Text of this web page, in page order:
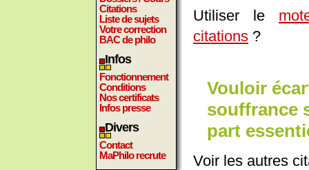
Citations
Liste de sujets
Votre correction
BAC de philo
Infos
Fonctionnement
Conditions
Nos certificats
Infos presse
Divers
Contact
MaPhilo recrute
Utiliser le
citations ?
Vouloir
souffrance
part
Voir les autres